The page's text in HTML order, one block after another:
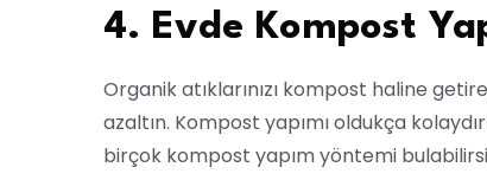
4. Evde Kompost
Organik atıklarınızı kompost haline
azaltın. Kompost yapımı oldukça
birçok kompost yapım yöntemi